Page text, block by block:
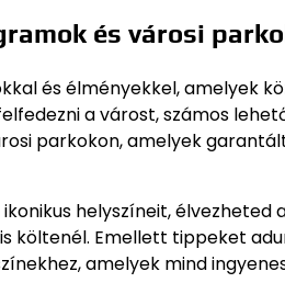
és városi
és élményekkel, amelyek
a várost, számos
parkokon, amelyek
helyszíneit,
költenél. Emellett tippeket
amelyek mind